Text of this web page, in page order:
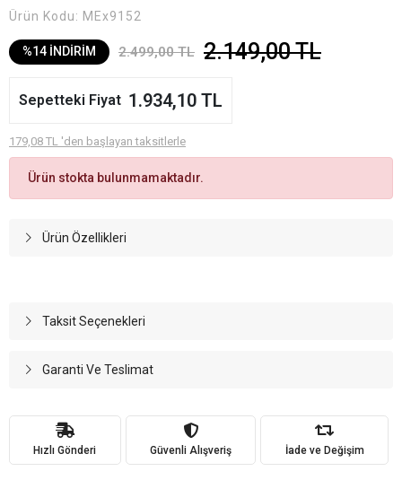
Ürün Kodu: MEx9152
%14 İNDİRİM 2.499,00 TL 2.149,00 TL
Sepetteki Fiyat 1.934,10 TL
179,08 TL 'den başlayan taksitlerle
Ürün stokta bulunmamaktadır.
Ürün Özellikleri
Taksit Seçenekleri
Garanti Ve Teslimat
Hızlı Gönderi Güvenli Alışveriş İade ve Değişim